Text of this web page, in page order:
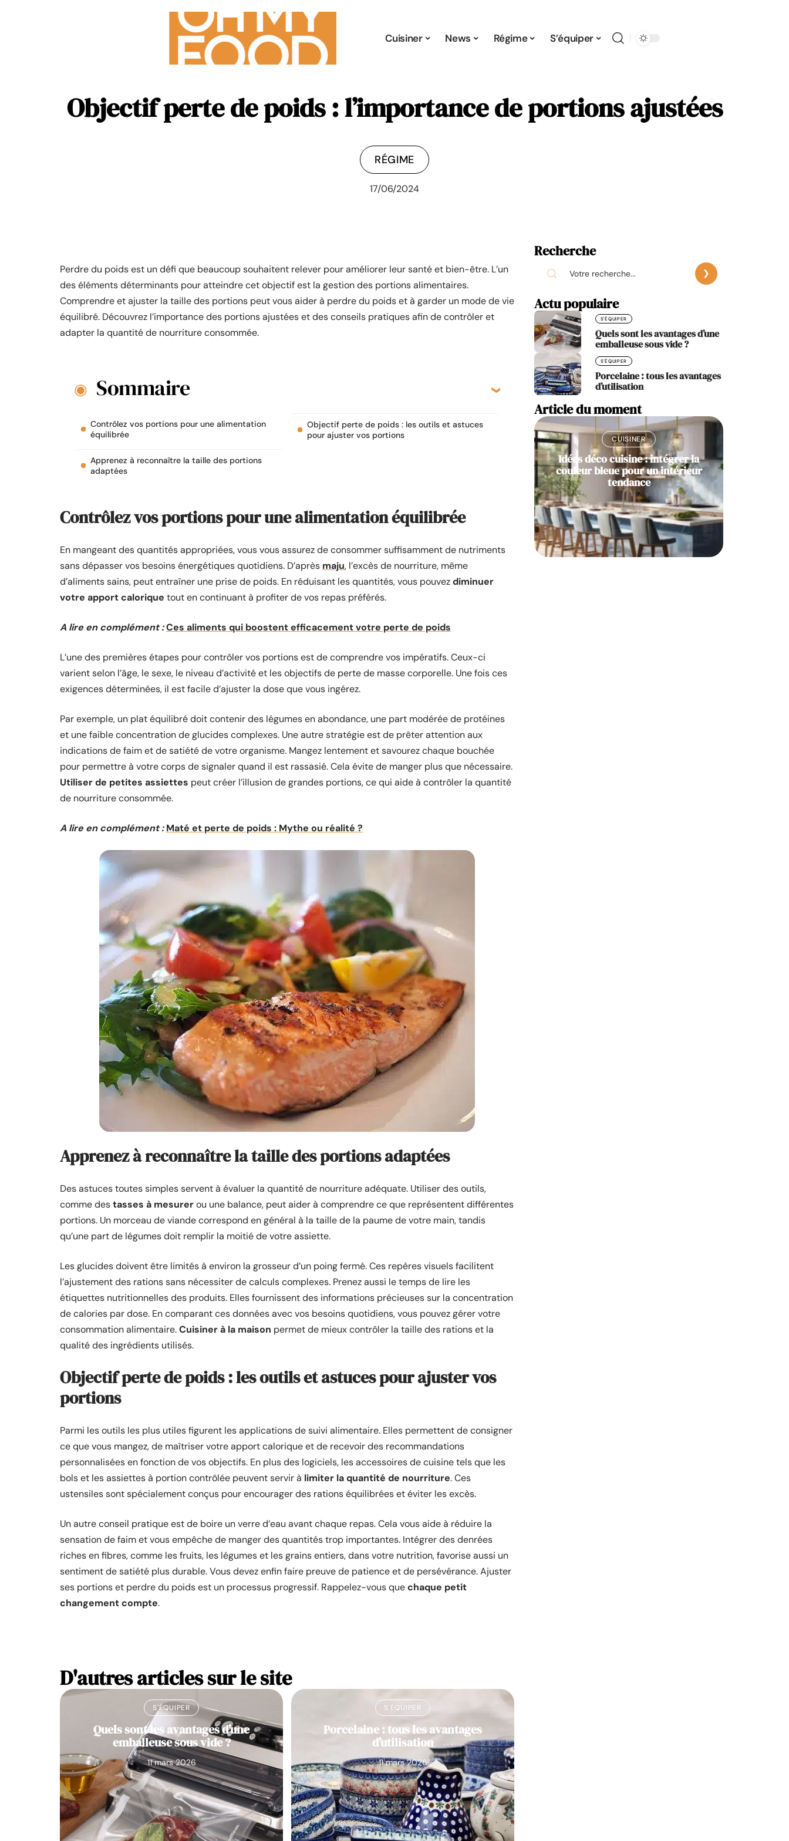
Cuisiner News Régime S’équiper
Objectif perte de poids : l’importance de portions ajustées
RÉGIME
17/06/2024
Perdre du poids est un défi que beaucoup souhaitent relever pour améliorer leur santé et bien-être. L’un
des éléments déterminants pour atteindre cet objectif est la gestion des portions alimentaires.
Comprendre et ajuster la taille des portions peut vous aider à perdre du poids et à garder un mode de vie
équilibré. Découvrez l’importance des portions ajustées et des conseils pratiques afin de contrôler et
adapter la quantité de nourriture consommée.
Sommaire
Contrôlez vos portions pour une alimentation
équilibrée
Apprenez à reconnaître la taille des portions
adaptées
Objectif perte de poids : les outils et astuces
pour ajuster vos portions
Contrôlez vos portions pour une alimentation équilibrée
En mangeant des quantités appropriées, vous vous assurez de consommer suffisamment de nutriments
sans dépasser vos besoins énergétiques quotidiens. D’après maju, l’excès de nourriture, même
d’aliments sains, peut entraîner une prise de poids. En réduisant les quantités, vous pouvezdiminuer
votre apport calorique tout en continuant à profiter de vos repas préférés.
A lire en complément :Ces aliments qui boostent efficacement votre perte de poids
L’une des premières étapes pour contrôler vos portions est de comprendre vos impératifs. Ceux-ci
varient selon l’âge, le sexe, le niveau d’activité et les objectifs de perte de masse corporelle. Une fois ces
exigences déterminées, il est facile d’ajuster la dose que vous ingérez.
Par exemple, un plat équilibré doit contenir des légumes en abondance, une part modérée de protéines
et une faible concentration de glucides complexes. Une autre stratégie est de prêter attention aux
indications de faim et de satiété de votre organisme. Mangez lentement et savourez chaque bouchée
pour permettre à votre corps de signaler quand il est rassasié. Cela évite de manger plus que nécessaire.
Utiliser de petites assiettes peut créer l’illusion de grandes portions, ce qui aide à contrôler la quantité
de nourriture consommée.
A lire en complément : Maté et perte de poids : Mythe ou réalité ?
Apprenez à reconnaître la taille des portions adaptées
Des astuces toutes simples servent à évaluer la quantité de nourriture adéquate. Utiliser des outils,
comme destasses à mesurerou une balance, peut aider à comprendre ce que représentent différentes
portions. Un morceau de viande correspond en général à la taille de la paume de votre main, tandis
qu’une part de légumes doit remplir la moitié de votre assiette.
Les glucides doivent être limités à environ la grosseur d’un poing fermé. Ces repères visuels facilitent
l’ajustement des rations sans nécessiter de calculs complexes. Prenez aussi le temps de lire les
étiquettes nutritionnelles des produits. Elles fournissent des informations précieuses sur la concentration
de calories par dose. En comparant ces données avec vos besoins quotidiens, vous pouvez gérer votre
consommation alimentaire.Cuisiner à la maison permet de mieux contrôler la taille des rations et la
qualité des ingrédients utilisés.
Objectif perte de poids : les outils et astuces pour ajuster vos
portions
Parmi les outils les plus utiles figurent les applications de suivi alimentaire. Elles permettent de consigner
ce que vous mangez, de maîtriser votre apport calorique et de recevoir des recommandations
personnalisées en fonction de vos objectifs. En plus des logiciels, les accessoires de cuisine tels que les
bols et les assiettes à portion contrôlée peuvent servir à limiter la quantité de nourriture. Ces
ustensiles sont spécialement conçus pour encourager des rations équilibrées et éviter les excès.
Un autre conseil pratique est de boire un verre d’eau avant chaque repas. Cela vous aide à réduire la
sensation de faim et vous empêche de manger des quantités trop importantes. Intégrer des denrées
riches en fibres, comme les fruits, les légumes et les grains entiers, dans votre nutrition, favorise aussi un
sentiment de satiété plus durable. Vous devez enfin faire preuve de patience et de persévérance. Ajuster
ses portions et perdre du poids est un processus progressif. Rappelez-vous quechaque petit
changement compte.
D'autres articles sur le site
S'ÉQUIPER
Quels sont les avantages d’une
emballeuse sous vide ?
11 mars 2026
S'ÉQUIPER
Porcelaine : tous les avantages
d’utilisation
11 mars 2026
Recherche
Actu populaire
S'ÉQUIPER
Quels sont les avantages d’une
emballeuse sous vide ?
S'ÉQUIPER
Porcelaine : tous les avantages
d’utilisation
Article du moment
CUISINER
Idées déco cuisine : intégrer la
couleur bleue pour un intérieur
tendance